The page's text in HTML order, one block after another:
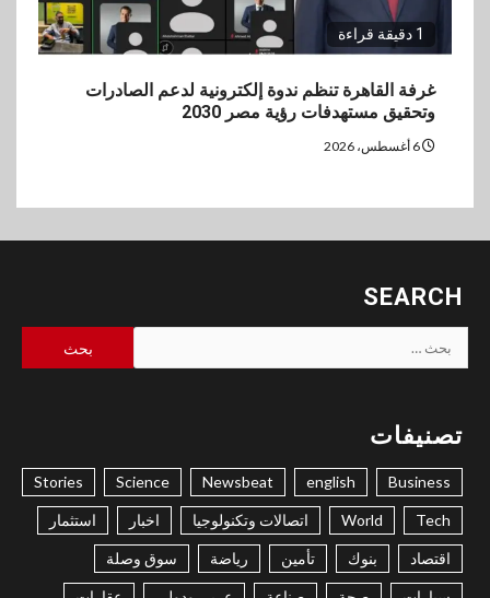
1 دقيقة قراءة
غرفة القاهرة تنظم ندوة إلكترونية لدعم الصادرات
وتحقيق مستهدفات رؤية مصر 2030
SEARCH
البحث
عن:
تصنيفات
Business
english
Newsbeat
Science
Stories
Tech
World اتصالات وتكنولوجيا اخبار استثمار
اقتصاد بنوك تأمين رياضة سوق وصلة